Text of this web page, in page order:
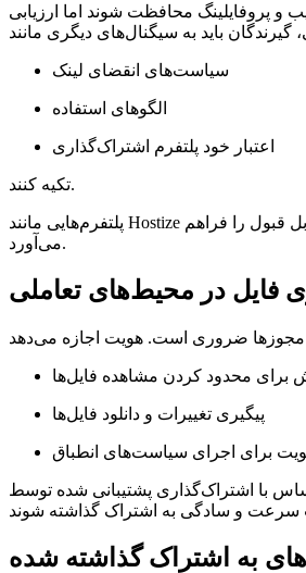
پروفایلینگ محافظت شوند اما ارزیابی
سیاست‌های انقضای لینک
الگوهای استفاده
اعتبار خود پلتفرم اشتراک‌گذاری
تکیه کنند.
پلتفرم‌هایی مانند Hostize اشتراک‌گذاری ناشناس با حفظ اولویت حریم خصوصی را ارائه می‌دهند، که نیاز به انتقال‌های سریع بدون ثبت‌نام را برآورده می‌کند و در عین حال عملکرد و امنیت قابل قبول را فراهم
می‌آورد.
فایل در محیط‌های تعاملی
برای محدود کردن مشاهده فایل‌ها
پیگیری تغییرات و دانلود فایل‌ها
برای اجرای سیاست‌های انطباق
با اشتراک‌گذاری پشتیبانی شده توسط
به اشتراک گذاشته شده